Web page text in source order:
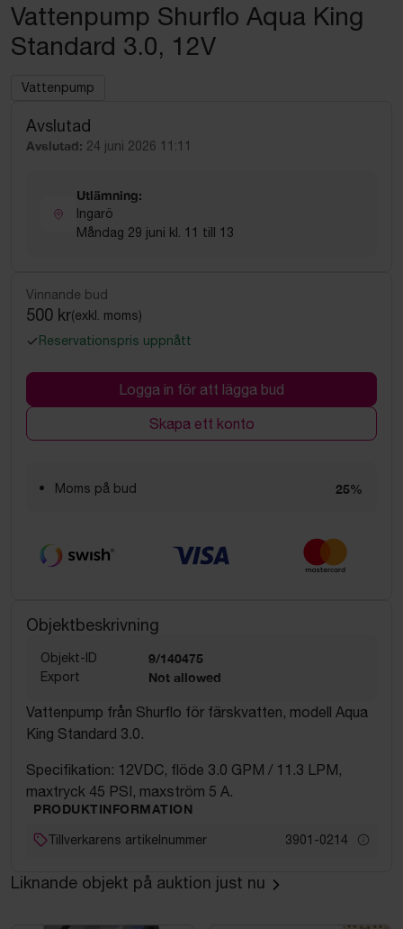
Vattenpump Shurflo Aqua King
Standard 3.0, 12V
Vattenpump
Avslutad
Avslutad: 24 juni 2026 11:11
Utlämning:
Ingarö
Måndag 29 juni kl. 11 till 13
Vinnande bud
500 kr(exkl. moms)
Reservationspris uppnått
Logga in för att lägga bud
Skapa ett konto
Moms på bud 25%
Objektbeskrivning
Objekt-ID 9/140475
Export Not allowed
Vattenpump från Shurflo för färskvatten, modell Aqua
King Standard 3.0.
Specifikation: 12VDC, flöde 3.0 GPM / 11.3 LPM,
maxtryck 45 PSI, maxström 5 A.
PRODUKTINFORMATION
Tillverkarens artikelnummer 3901-0214
Liknande objekt på auktion just nu